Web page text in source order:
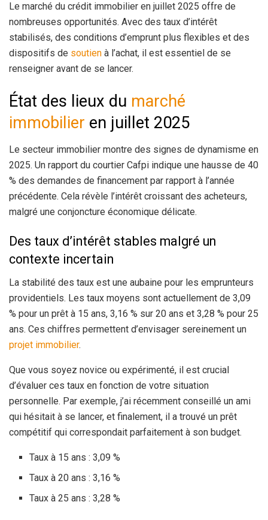
Le marché du crédit immobilier en juillet 2025 offre de
nombreuses opportunités. Avec des taux d’intérêt
stabilisés, des conditions d’emprunt plus flexibles et des
dispositifs de soutien à l’achat, il est essentiel de se
renseigner avant de se lancer.
État des lieux du marché
immobilier en juillet 2025
Le secteur immobilier montre des signes de dynamisme en
2025. Un rapport du courtier Cafpi indique une hausse de 40
% des demandes de financement par rapport à l’année
précédente. Cela révèle l’intérêt croissant des acheteurs,
malgré une conjoncture économique délicate.
Des taux d’intérêt stables malgré un
contexte incertain
La stabilité des taux est une aubaine pour les emprunteurs
providentiels. Les taux moyens sont actuellement de 3,09
% pour un prêt à 15 ans, 3,16 % sur 20 ans et 3,28 % pour 25
ans. Ces chiffres permettent d’envisager sereinement un
projet immobilier.
Que vous soyez novice ou expérimenté, il est crucial
d’évaluer ces taux en fonction de votre situation
personnelle. Par exemple, j’ai récemment conseillé un ami
qui hésitait à se lancer, et finalement, il a trouvé un prêt
compétitif qui correspondait parfaitement à son budget.
Taux à 15 ans : 3,09 %
Taux à 20 ans : 3,16 %
Taux à 25 ans : 3,28 %